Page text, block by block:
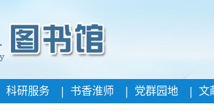
科研服务 | 书香淮师 | 党群园地 | 文